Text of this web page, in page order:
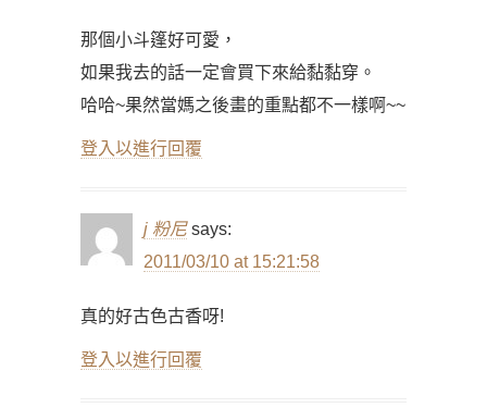
那個小斗篷好可愛，
如果我去的話一定會買下來給黏黏穿。
哈哈~果然當媽之後畫的重點都不一樣啊~~
登入以進行回覆
j 粉尼 says:
2011/03/10 at 15:21:58
真的好古色古香呀!
登入以進行回覆